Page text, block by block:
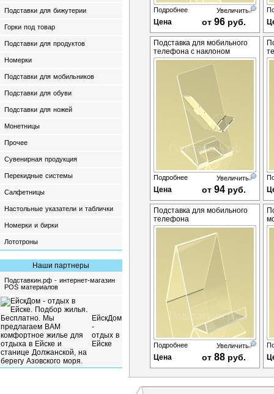
Подставки для бижутерии
Горки под товар
Подставки для продуктов
Номерки
Подставки для мобильников
Подставки для обуви
Подставки для ножей
Монетницы
Прочее
Сувенирная продукция
Перекидные системы
Салфетницы
Настольные указатели и таблички
Номерки и бирки
Лототроны
Наши партнеры
Подставкин.рф - интернет-магазин
POS материалов
ЕйскДом
-
отдых в
Ейске
Подробнее Увеличить
Цена от 96 руб.
Подставка для мобильного
телефона с наклоном
Подробнее Увеличить
Цена от 94 руб.
Подставка для мобильного
телефона
Подробнее Увеличить
Цена от 88 руб.